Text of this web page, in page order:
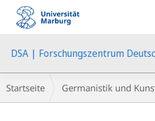
Mobile-
Navigation
DSA | Forschungszentrum
Breadcrumb-
Navigation
Startseite Germanistik und